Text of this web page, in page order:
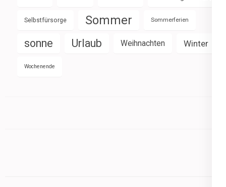
Selbstfürsorge Sommer Sommerferien
sonne Urlaub Weihnachten Winter
Wochenende